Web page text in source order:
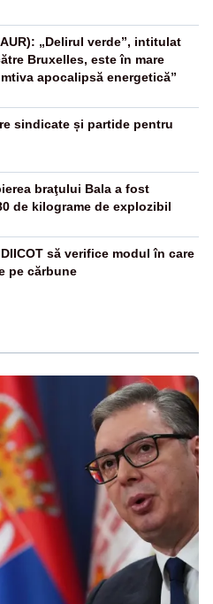
„Delirul verde”, intitulat
Bruxelles, este în mare
apocalipsă energetică”
sindicate și partide pentru
braţului Bala a fost
de kilograme de explozibil
să verifice modul în care
pe cărbune